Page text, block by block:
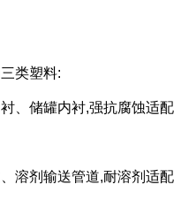
类塑料:
、储罐内衬,强抗腐蚀适配
溶剂输送管道,耐溶剂适配